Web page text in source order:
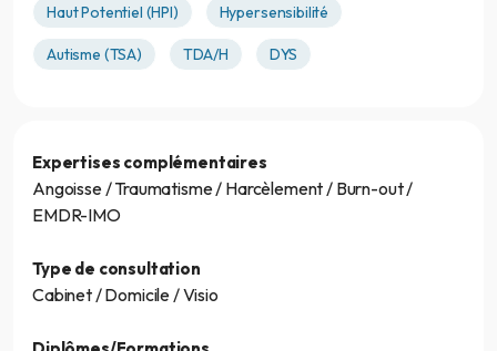
Haut Potentiel (HPI) Hypersensibilité
Autisme (TSA) TDA/H DYS
Expertises complémentaires
Angoisse / Traumatisme / Harcèlement / Burn-out /
EMDR-IMO
Type de consultation
Cabinet / Domicile / Visio